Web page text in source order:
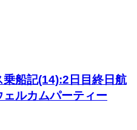
船記(14):2日目終日航
ルカムパーティー